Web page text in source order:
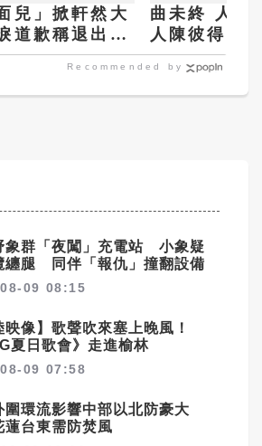
兒」掀軒然大
道歉稱退出公
應：仍在第一
曲未終 人不
人陳彼得辭
Recommended by
象群「夜闖」充電站 小象疑
纏腿 同伴「報仇」撞翻設備
09 08:15
映像】歌聲吹來塞上晚風！
夏日歌會》走進榆林
09 07:58
圍環流影響中部以北防豪大
台東需防焚風